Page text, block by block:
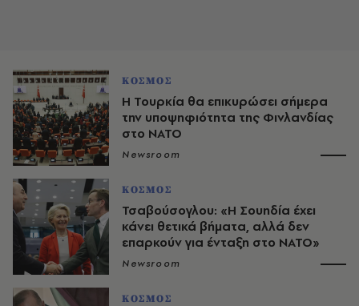
ΚΟΣΜΟΣ
Η Τουρκία θα επικυρώσει σήμερα
την υποψηφιότητα της Φινλανδίας
στο ΝΑΤΟ
Newsroom
ΚΟΣΜΟΣ
Τσαβούσογλου: «Η Σουηδία έχει
κάνει θετικά βήματα, αλλά δεν
επαρκούν για ένταξη στο ΝΑΤΟ»
Newsroom
ΚΟΣΜΟΣ